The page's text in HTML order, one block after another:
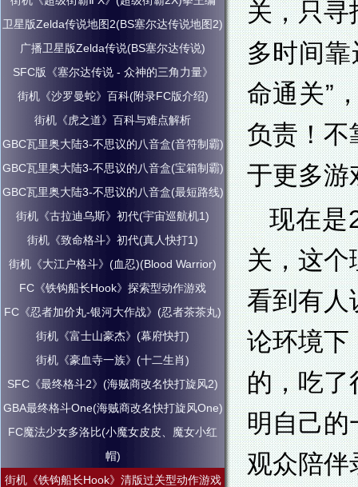
关，只寻
多时间
命通关”
负责！不
于更多游
现在是
关，这个
看到有人
论环境下
的，吃了
明自己
观众陪伴
卫星版Zelda传说地图2(BS塞尔达传说地图2)
广播卫星版Zelda传说(BS塞尔达传说)
SFC版《塞尔达传说 - 众神的三角力量》
街机《沙罗曼蛇》百科(附录FC版介绍)
街机《虎之道》百科与难点解析
GBC瓦里奥大陆3-不思议的八音盒(音符制霸)
GBC瓦里奥大陆3-不思议的八音盒(宝箱制霸)
GBC瓦里奥大陆3-不思议的八音盒(最短路线)
街机《古拉迪乌斯》初代(宇宙巡航机1)
街机《致命格斗》初代(真人快打1)
街机《大江户格斗》(血忍)(Blood Warrior)
FC《铁钩船长Hook》探索型动作游戏
FC《忍者加价丸-银河大作战》(忍者茶茶丸)
街机《富士山豪杰》(幕府快打)
街机《豪血寺一族》(十二生肖)
SFC《最终格斗2》(海贼商改名快打旋风2)
GBA最终格斗One(海贼商改名快打旋风One)
FC魔法少女多洛比(小魔女皮皮、魔女小红
帽)
街机《铁钩船长Hook》清版过关型动作游戏